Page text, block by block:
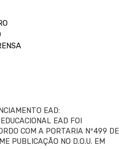
EAD:
EAD FOI
COM A PORTARIA Nº499 DE
PUBLICAÇÃO NO D.O.U. EM